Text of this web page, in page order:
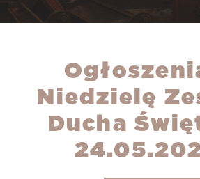
Niedzielę
Ducha